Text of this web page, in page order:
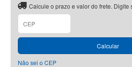
Calcule o prazo e valor do frete. Digite
CEP
Calcular
Não sei o CEP